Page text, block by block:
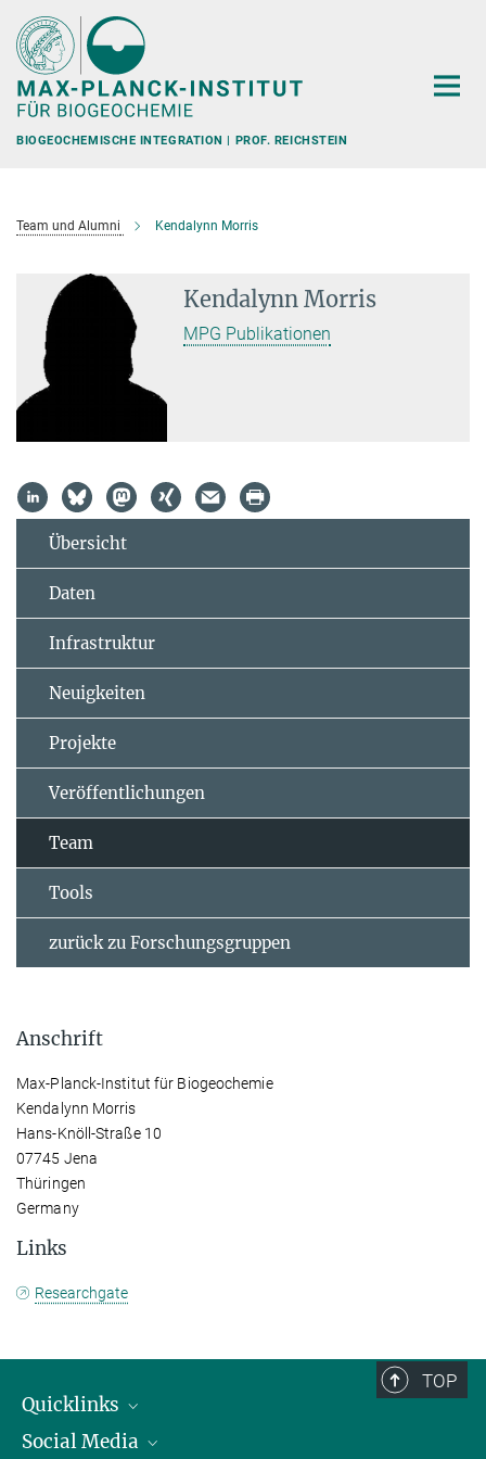
Hauptinhalt
BIOGEOCHEMISCHE INTEGRATION | PROF. REICHSTEIN
Team und Alumni Kendalynn Morris
Kendalynn Morris
MPG Publikationen
Übersicht
Daten
Infrastruktur
Neuigkeiten
Projekte
Veröffentlichungen
Team
Tools
zurück zu Forschungsgruppen
Anschrift
Max-Planck-Institut für Biogeochemie
Kendalynn Morris
Hans-Knöll-Straße 10
07745 Jena
Thüringen
Germany
Links
Researchgate
TOP
Quicklinks
IMPRS Graduiertenschule
Social Media